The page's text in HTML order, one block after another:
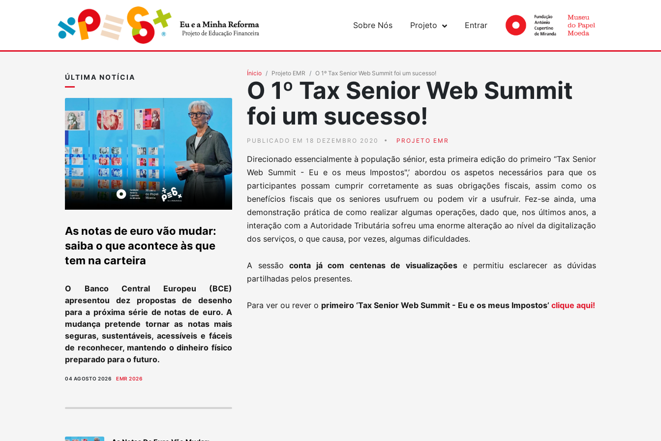
Sobre Nós Projeto Entrar
ÚLTIMA NOTÍCIA
As notas de euro vão mudar:
saiba o que acontece às que
tem na carteira
O Banco Central Europeu (BCE)
apresentou dez propostas de desenho
para a próxima série de notas de euro. A
mudança pretende tornar as notas mais
seguras, sustentáveis, acessíveis e fáceis
de reconhecer, mantendo o dinheiro físico
preparado para o futuro.
04 AGOSTO 2026 EMR 2026
Ínicio Projeto EMR O 1º Tax Senior Web Summit foi um sucesso!
O 1º Tax Senior Web Summit
foi um sucesso!
PUBLICADO EM 18 DEZEMBRO 2020 PROJETO EMR
Direcionado essencialmente à população sénior, esta primeira edição do primeiro “Tax Senior
Web Summit - Eu e os meus Impostos",’ abordou os aspetos necessários para que os
participantes possam cumprir corretamente as suas obrigações fiscais, assim como os
benefícios fiscais que os seniores usufruem ou podem vir a usufruir. Fez-se ainda, uma
demonstração prática de como realizar algumas operações, dado que, nos últimos anos, a
interação com a Autoridade Tributária sofreu uma enorme alteração ao nível da digitalização
dos serviços, o que causa, por vezes, algumas dificuldades.
A sessão conta já com centenas de visualizaçõese permitiu esclarecer as dúvidas
partilhadas pelos presentes.
Para ver ou rever o primeiro ‘Tax Senior Web Summit - Eu e os meus Impostos’ clique aqui!